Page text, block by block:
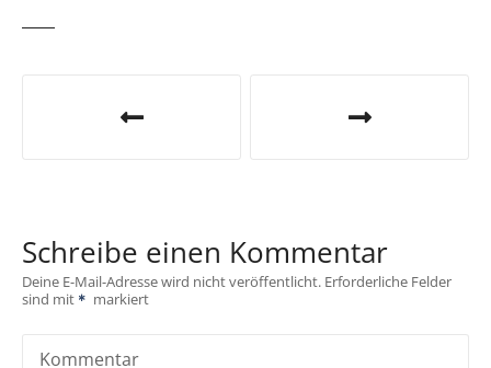
r
a
Schreibe einen Kommentar
Deine E-Mail-Adresse wird nicht veröffentlicht. Erforderliche Felder
sind mit
markiert
Kommentar